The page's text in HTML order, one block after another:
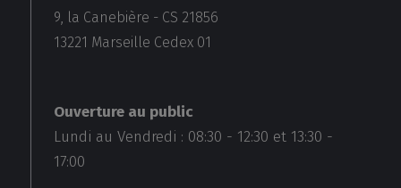
9, la Canebière - CS 21856
13221 Marseille Cedex 01
Ouverture au public
Lundi au Vendredi : 08:30 - 12:30 et 13:30 -
17:00